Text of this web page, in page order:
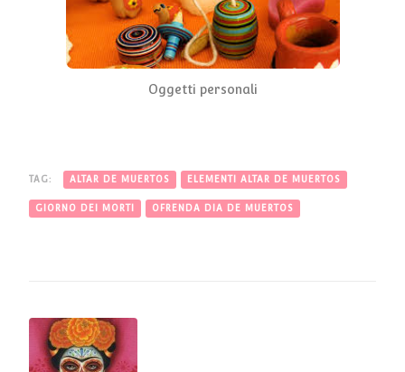
Oggetti personali
TAG: ALTAR DE MUERTOS ELEMENTI ALTAR DE MUERTOS
GIORNO DEI MORTI OFRENDA DIA DE MUERTOS